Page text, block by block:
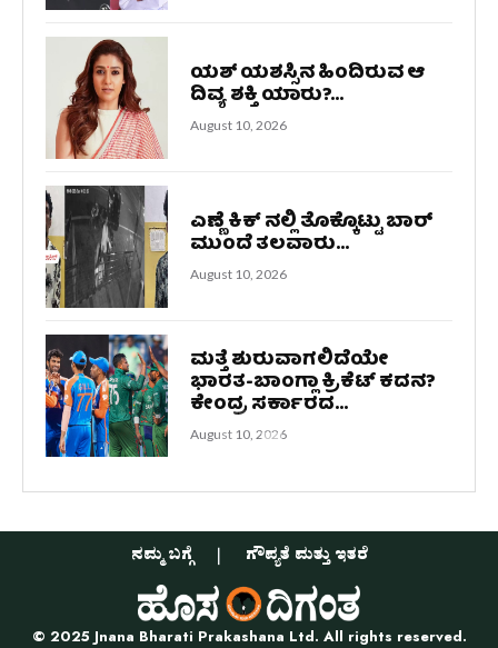
ಯಶ್ ಯಶಸ್ಸಿನ ಹಿಂದಿರುವ ಆ
ದಿವ್ಯ ಶಕ್ತಿ ಯಾರು?...
August 10, 2026
ಎಣ್ಣೆ ಕಿಕ್ ನಲ್ಲಿ ತೊಕ್ಕೊಟ್ಟು ಬಾರ್
ಮುಂದೆ ತಲವಾರು...
August 10, 2026
ಮತ್ತೆ ಶುರುವಾಗಲಿದೆಯೇ
ಭಾರತ-ಬಾಂಗ್ಲಾ ಕ್ರಿಕೆಟ್ ಕದನ?
ಕೇಂದ್ರ ಸರ್ಕಾರದ...
August 10, 2026
ನಮ್ಮ ಬಗ್ಗೆ ಗೌಪ್ಯತೆ ಮತ್ತು ಇತರೆ
© 2025 Jnana Bharati Prakashana Ltd. All rights reserved.